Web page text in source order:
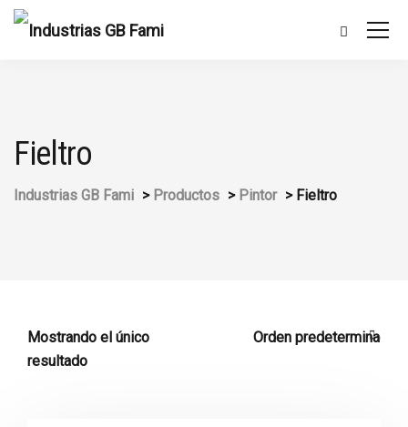
Fieltro
Industrias GB Fami > Productos > Pintor > Fieltro
Mostrando el único
resultado